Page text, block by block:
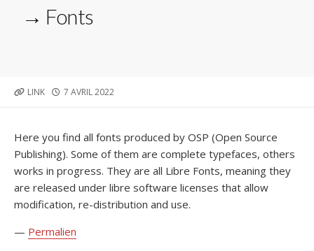
→ Fonts
LINK
PUBLISHED
7 AVRIL 2022
Here you find all fonts produced by OSP (Open Source
Publishing). Some of them are complete typefaces, others
works in progress. They are all Libre Fonts, meaning they
are released under libre software licenses that allow
modification, re-distribution and use.
— Permalien